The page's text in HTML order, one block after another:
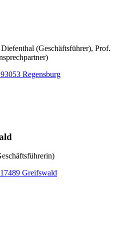
(Geschäftsführer), Prof.
Regensburg
Greifswald